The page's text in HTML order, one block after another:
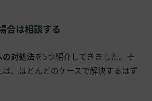
合は相談する
の対処法を5つ紹介してきました。そ
、ほとんどのケースで解決するはず